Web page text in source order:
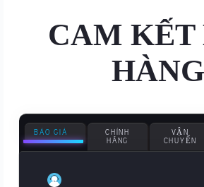
CAM KẾT
HÀNG
BÁO GIÁ
CHÍNH
HÃNG
VẬN
CHUYỂN